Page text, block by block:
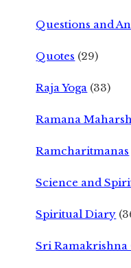
Questions and
Quotes (29)
Raja Yoga (33)
Ramana
Ramcharitmanas
Science and
Spiritual Diary
Sri Ramakrishna